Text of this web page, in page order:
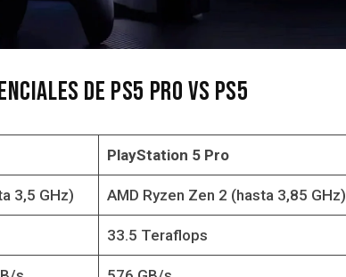
de PS5 Pro vs PS5
PlayStation 5 Pro
3,5 GHz) AMD Ryzen Zen 2 (hasta 3,85 GHz)
33.5 Teraflops